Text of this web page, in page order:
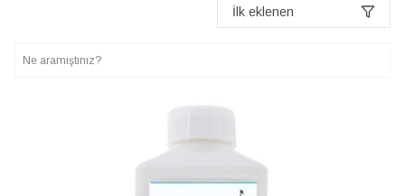
İlk eklenen